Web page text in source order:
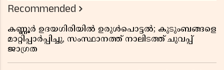
Recommended
കണ്ണൂർ ഉദയഗിരിയിൽ ഉരുൾപൊട്ടൽ; കുടുംബങ്ങളെ
മാറ്റിപ്പാർപ്പിച്ചു, സംസ്ഥാനത്ത് നാലിടത്ത് ചുവപ്പ്
ജാഗ്രത